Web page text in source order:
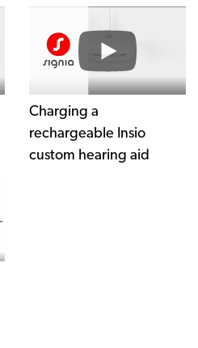
Charging a
rechargeable Insio
custom hearing aid